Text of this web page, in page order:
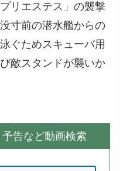
リエステス」の襲撃
寸前の潜水艦からの
ぐためスキューバ用
敵スタンドが襲いか
告など動画検索